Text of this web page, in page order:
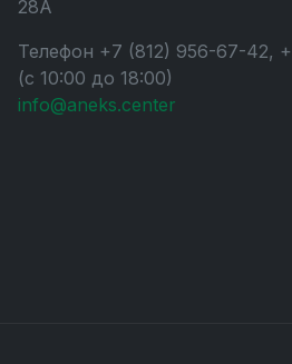
28А
Телефон +7 (812) 956-67-42,
(с 10:00 до 18:00)
info@aneks.center